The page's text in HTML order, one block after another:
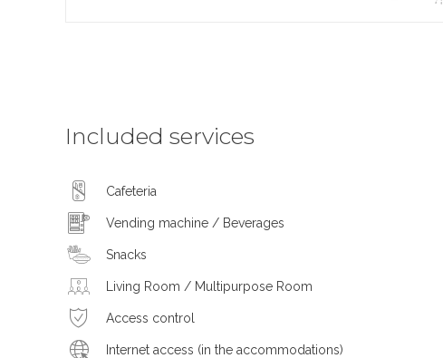
Included services
Cafeteria
Vending machine / Beverages
Snacks
Living Room / Multipurpose Room
Access control
Internet access (in the accommodations)